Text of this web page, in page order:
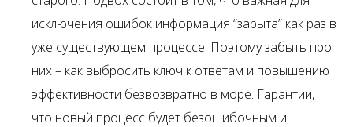
исключения ошибок информация “зарыта” как раз в
уже существующем процессе. Поэтому забыть про
них – как выбросить ключ к ответам и повышению
эффективности безвозвратно в море. Гарантии,
что новый процесс будет безошибочным и